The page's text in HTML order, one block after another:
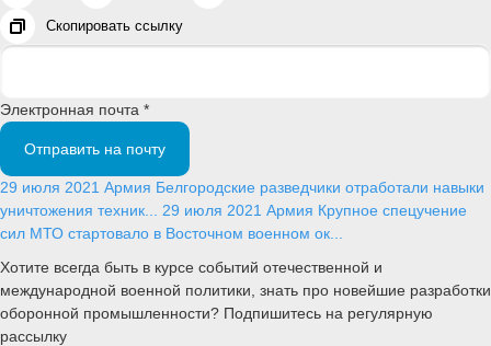
Скопировать ссылку
Электронная почта *
Отправить на почту
29 июля 2021 Армия Белгородские разведчики отработали навыки
уничтожения техник... 29 июля 2021 Армия Крупное спецучение
сил МТО стартовало в Восточном военном ок...
Хотите всегда быть в курсе событий отечественной и
международной военной политики, знать про новейшие разработки
оборонной промышленности? Подпишитесь на регулярную
рассылку